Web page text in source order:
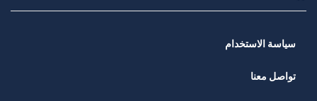
سياسة الاستخدام
تواصل معنا